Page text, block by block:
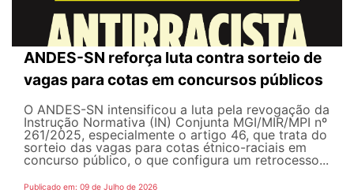
ANDES-SN reforça luta contra sorteio de
vagas para cotas em concursos públicos
O ANDES-SN intensificou a luta pela revogação da
Instrução Normativa (IN) Conjunta MGI/MIR/MPI nº
261/2025, especialmente o artigo 46, que trata do
sorteio das vagas para cotas étnico-raciais em
concurso público, o que configura um retrocesso...
Publicado em: 09 de Julho de 2026